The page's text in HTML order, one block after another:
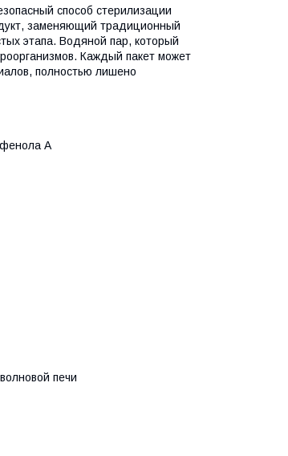
способ стерилизации
заменяющий традиционный
этапа. Водяной пар, который
Каждый пакет может
полностью лишено
А
печи